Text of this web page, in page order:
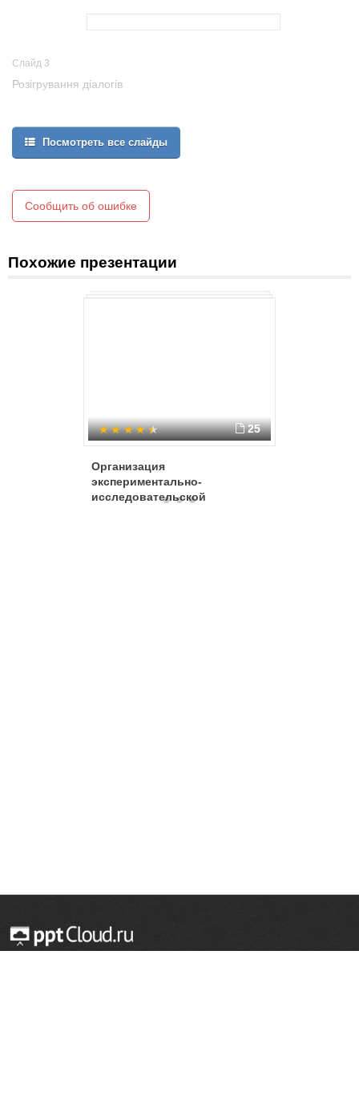
Слайд 3
Розігрування діалогів
Посмотреть все слайды
Сообщить об ошибке
Похожие презентации
25
Организация
экспериментально-
исследовательской